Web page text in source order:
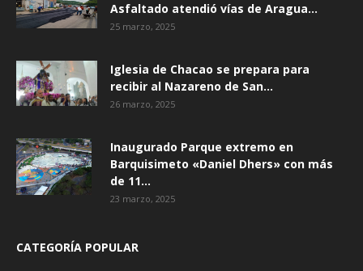
Asfaltado atendió vías de Aragua...
25 marzo, 2025
Iglesia de Chacao se prepara para
recibir al Nazareno de San...
26 marzo, 2025
Inaugurado Parque extremo en
Barquisimeto «Daniel Dhers» con más
de 11...
23 marzo, 2025
CATEGORÍA POPULAR